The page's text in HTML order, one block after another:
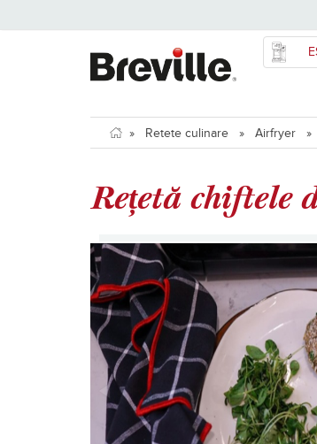
» Retete culinare » Airfryer »
Rețetă chiftele